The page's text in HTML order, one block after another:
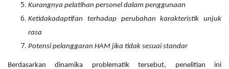
Kurangnya pelatihan personel dalam penggunaan
Ketidakadaptifan terhadap perubahan karakteristik unjuk
rasa
Potensi pelanggaran HAM jika tidak sesuai standar
Berdasarkan dinamika problematik tersebut, penelitian ini